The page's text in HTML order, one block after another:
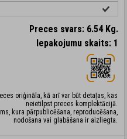
Preces svars: 6.54 Kg.
Iepakojumu skaits: 1
oriģināla, kā arī var būt detaļas, kas
neietilpst preces komplektācijā.
kura pārpublicēšana, reproducēšana,
nodošana vai glabāšana ir aizliegta.